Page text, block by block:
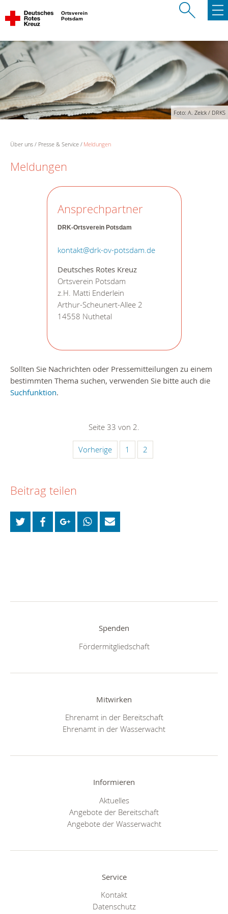
Ortsverein
Potsdam
Foto: A. Zelck / DRKS
Über uns Presse & Service Meldungen
Meldungen
Ansprechpartner
DRK-Ortsverein Potsdam
kontakt@drk-ov-potsdam.de
Deutsches Rotes Kreuz
Ortsverein Potsdam
z.H. Matti Enderlein
Arthur-Scheunert-Allee 2
14558 Nuthetal
Sollten Sie Nachrichten oder Pressemitteilungen zu einem
bestimmten Thema suchen, verwenden Sie bitte auch die
Suchfunktion.
Seite 33 von 2.
Vorherige 1 2
Beitrag teilen
Spenden
Fördermitgliedschaft
Mitwirken
Ehrenamt in der Bereitschaft
Ehrenamt in der Wasserwacht
Informieren
Aktuelles
Angebote der Bereitschaft
Angebote der Wasserwacht
Service
Kontakt
Datenschutz